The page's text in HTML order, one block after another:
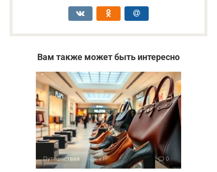
Вам также может быть интересно
Путешествия 0